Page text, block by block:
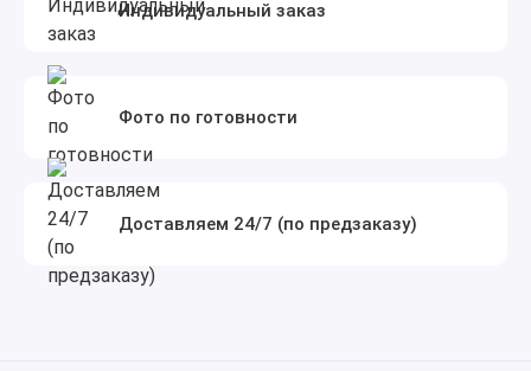
Индивидуальный заказ
Фото по готовности
Доставляем 24/7 (по предзаказу)